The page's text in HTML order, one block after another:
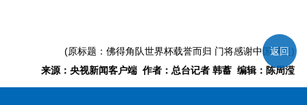
(原标题：佛得角队世界杯载誉而归 门将感谢中国球迷)
来源：央视新闻客户端 作者：总台记者 韩蓄 编辑：陈周滢
返回